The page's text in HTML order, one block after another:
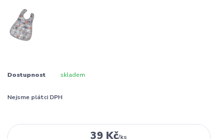
Dostupnost skladem
Nejsme plátci DPH
39 Kč/ks